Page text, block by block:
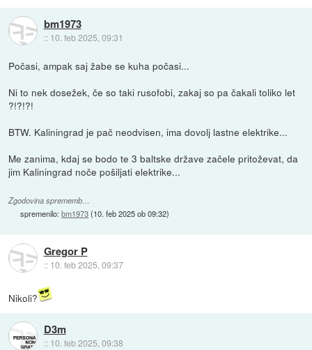
bm1973
:: 10. feb 2025, 09:31
Počasi, ampak saj žabe se kuha počasi...
Ni to nek dosežek, če so taki rusofobi, zakaj so pa čakali toliko let
?!?!?!
BTW. Kaliningrad je pač neodvisen, ima dovolj lastne elektrike...
Me zanima, kdaj se bodo te 3 baltske države začele pritoževat, da
jim Kaliningrad noče pošiljati elektrike...
Zgodovina sprememb…
spremenilo:bm1973(10. feb 2025 ob 09:32)
Gregor P
:: 10. feb 2025, 09:37
Nikoli?
D3m
:: 10. feb 2025, 09:38